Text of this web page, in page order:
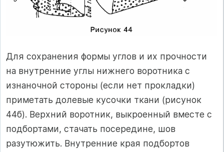
Для сохранения формы углов и их прочности
на внутренние углы нижнего воротника с
изнаночной стороны (если нет прокладки)
приметать долевые кусочки ткани (рисунок
44б). Верхний воротник, выкроенный вместе с
подбортами, стачать посередине, шов
разутюжить. Внутренние края подбортов